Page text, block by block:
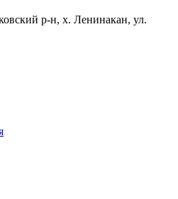
р-н, х. Ленинакан, ул.